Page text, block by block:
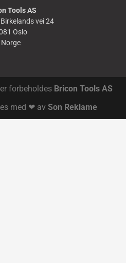
Tools AS
vei 24
Oslo
Norge
forbeholdes Bricon Tools AS
med ❤ av Son Reklame